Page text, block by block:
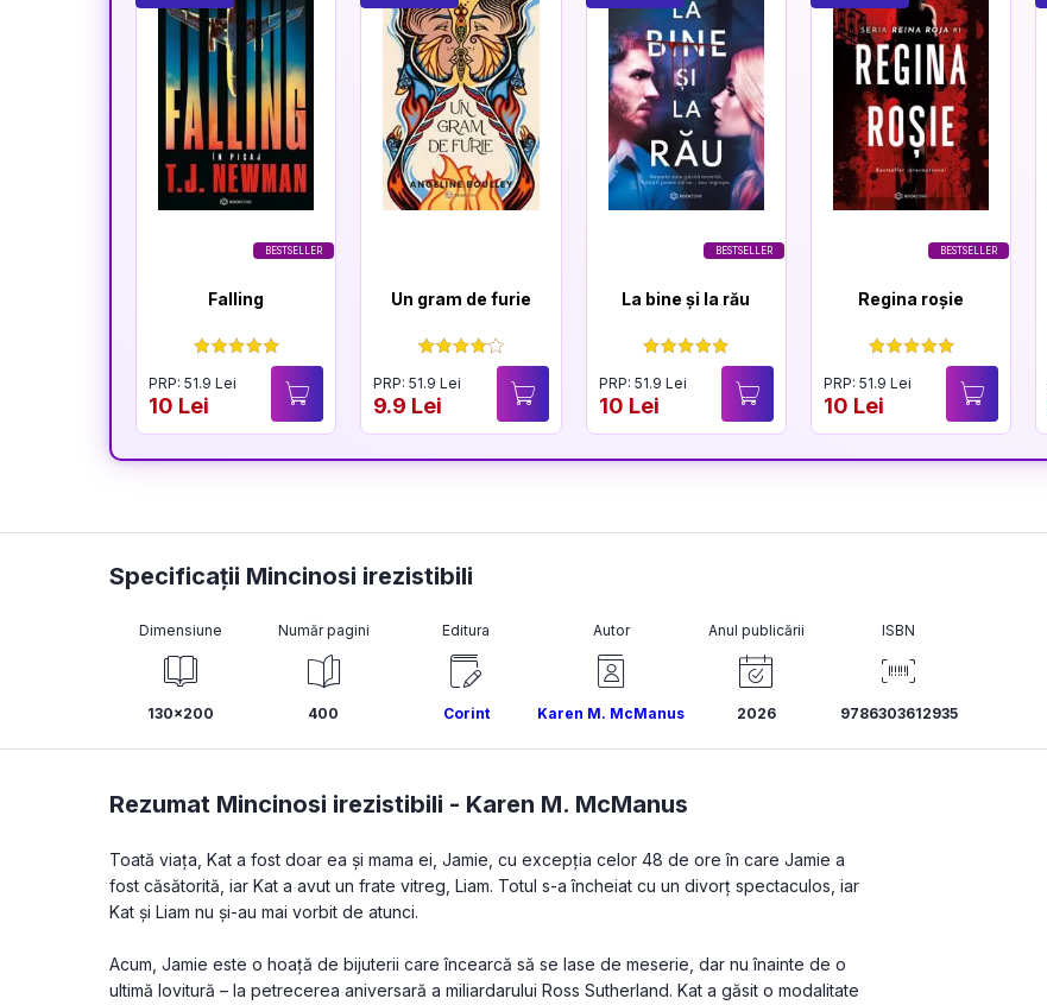
BESTSELLER
Falling
PRP: 51.9 Lei
10 Lei
Un gram de furie
PRP: 51.9 Lei
9.9 Lei
BESTSELLER
La bine și la rău
PRP: 51.9 Lei
10 Lei
BESTSELLER
Regina roșie
PRP: 51.9 Lei
10 Lei
Specificații Mincinosi irezistibili
Dimensiune
130x200
Număr pagini
400
Editura
Corint
Autor
Karen M. McManus
Anul publicării
2026
ISBN
9786303612935
Rezumat Mincinosi irezistibili - Karen M. McManus
Toată viaţa, Kat a fost doar ea și mama ei, Jamie, cu excepţia celor 48 de ore în care Jamie a
fost căsătorită, iar Kat a avut un frate vitreg, Liam. Totul s-a încheiat cu un divorţ spectaculos, iar
Kat și Liam nu și-au mai vorbit de atunci.
Acum, Jamie este o hoaţă de bijuterii care încearcă să se lase de meserie, dar nu înainte de o
ultimă lovitură – la petrecerea aniversară a miliardarului Ross Sutherland. Kat a găsit o modalitate